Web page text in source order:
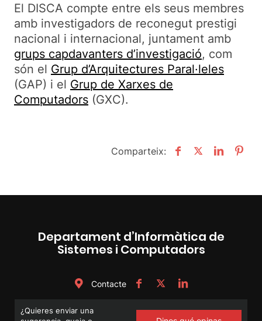
El DISCA compte entre els seus membres
amb investigadors de reconegut prestigi
nacional i internacional, juntament amb
grups capdavanters d’investigació, com
són el Grup d’Arquitectures Paral·leles
(GAP) i el Grup de Xarxes de
Computadors (GXC).
Comparteix:
Departament d’Informàtica de
Sistemes i Computadors
Contacte
¿Quieres enviar una